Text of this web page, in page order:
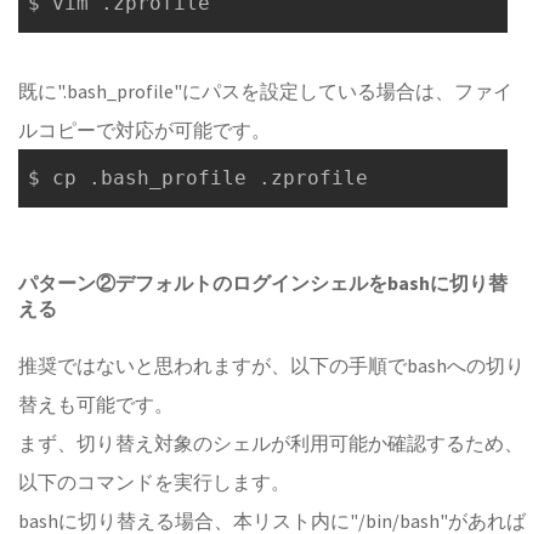
既に".bash_profile"にパスを設定している場合は、ファイ
ルコピーで対応が可能です。
パターン②デフォルトのログインシェルをbashに切り替
える
推奨ではないと思われますが、以下の手順でbashへの切り
替えも可能です。
まず、切り替え対象のシェルが利用可能か確認するため、
以下のコマンドを実行します。
bashに切り替える場合、本リスト内に"/bin/bash"があれば